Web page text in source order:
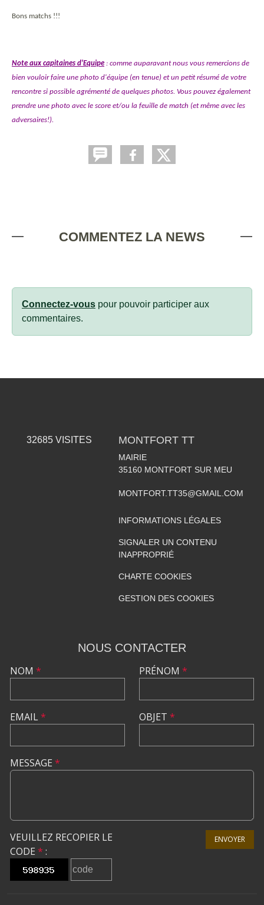
Bons matchs !!!
Note aux capitaines d'Equipe : comme auparavant nous vous remercions de
bien vouloir faire une photo d'équipe (en tenue) et un petit résumé de votre
rencontre si possible agrémenté de quelques photos. Vous pouvez également
prendre une photo avec le score et/ou la feuille de match (et même avec les
adversaires!).
COMMENTEZ LA NEWS
Connectez-vous pour pouvoir participer aux
commentaires.
32685VISITES MONTFORT TT
MAIRIE
35160 MONTFORT SUR MEU
MONTFORT.TT35@GMAIL.COM
INFORMATIONS LÉGALES
SIGNALER UN CONTENU
INAPPROPRIÉ
CHARTE COOKIES
GESTION DES COOKIES
NOUS CONTACTER
NOM *
EMAIL*
PRÉNOM *
OBJET *
MESSAGE *
VEUILLEZ RECOPIER LE
CODE * :
ENVOYER